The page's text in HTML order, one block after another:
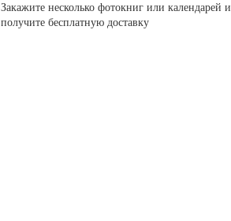
Закажите несколько фотокниг или календарей и
получите бесплатную доставку